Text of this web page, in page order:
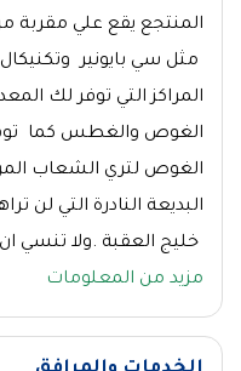
المنتجع يقع علي مقربة
مثل سي بايونير
المراكز التي توفر لك
الغوص والغطس كما توفر
الغوص لتري الشعاب
البديعة النادرة التي لن
خليج العقبة .ولا تنسي
مزيد من المعلومات